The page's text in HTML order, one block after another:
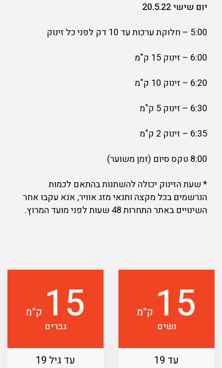
יום שישי 20.5.22
5:00 – חלוקת ערכות עד 10 דק לפני כל זינוק
6:00 – זינוק 15 ק"מ
6:20 – זינוק 10 ק"מ
6:30 – זינוק 5 ק"מ
6:35 – זינוק 2 ק"מ
8:00 טקס סיום (זמן משוער)
* שעת הזינוק יכולה להשתנות בהתאם לכמות
הנרשמים בכל מקצה ותנאי מזג אוויר, אנא עקבו אחר
השינויים באתר התחרות 48 שעות לפני מועד המרוץ.
15 ק"מ
נשים
עד 19
15 ק"מ
גברים
עד גיל 19